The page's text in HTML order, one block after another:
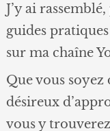
J’y ai
guides
sur ma chaîne
Que vous
désireux
vous y